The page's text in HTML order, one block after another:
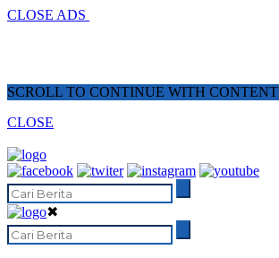
CLOSE ADS
SCROLL TO CONTINUE WITH CONTENT
CLOSE
✖